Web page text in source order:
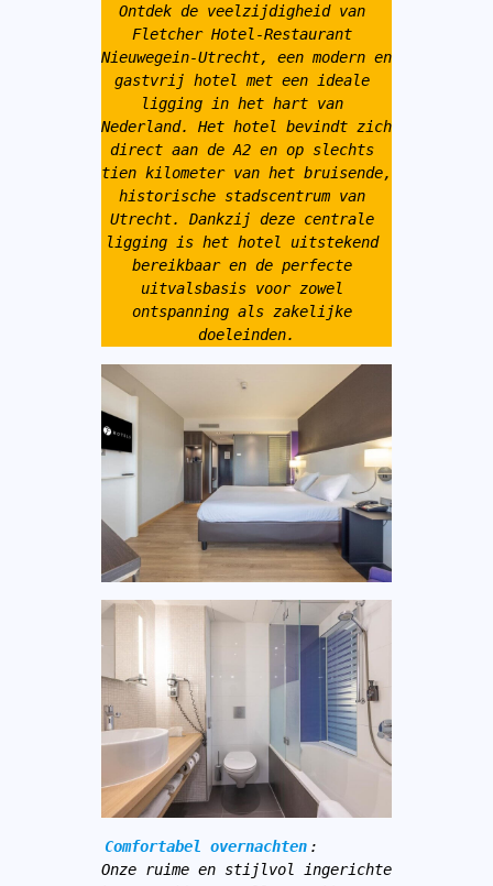
Ontdek de veelzijdigheid van
Fletcher Hotel-Restaurant
Nieuwegein-Utrecht, een modern en
gastvrij hotel met een ideale
ligging in het hart van
Nederland. Het hotel bevindt zich
direct aan de A2 en op slechts
tien kilometer van het bruisende,
historische stadscentrum van
Utrecht. Dankzij deze centrale
ligging is het hotel uitstekend
bereikbaar en de perfecte
uitvalsbasis voor zowel
ontspanning als zakelijke
doeleinden.
Comfortabel overnachten :
Onze ruime en stijlvol ingerichte